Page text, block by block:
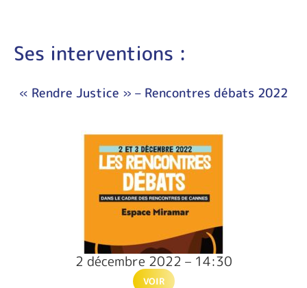
Ses interventions :
« Rendre Justice » – Rencontres débats 2022
2 décembre 2022 – 14:30
VOIR